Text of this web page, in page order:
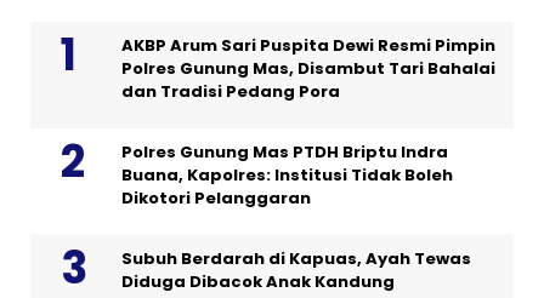
AKBP Arum Sari Puspita Dewi Resmi Pimpin
Polres Gunung Mas, Disambut Tari Bahalai
dan Tradisi Pedang Pora
Polres Gunung Mas PTDH Briptu Indra
Buana, Kapolres: Institusi Tidak Boleh
Dikotori Pelanggaran
Subuh Berdarah di Kapuas, Ayah Tewas
Diduga Dibacok Anak Kandung